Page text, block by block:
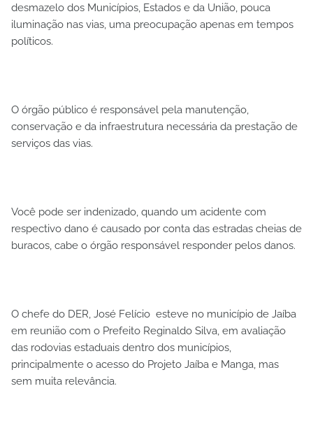
desmazelo dos Municípios, Estados e da União, pouca
iluminação nas vias, uma preocupação apenas em tempos
políticos.
O órgão público é responsável pela manutenção,
conservação e da infraestrutura necessária da prestação de
serviços das vias.
Você pode ser indenizado, quando um acidente com
respectivo dano é causado por conta das estradas cheias de
buracos, cabe o órgão responsável responder pelos danos.
O chefe do DER, José Felício esteve no município de Jaíba
em reunião com o Prefeito Reginaldo Silva, em avaliação
das rodovias estaduais dentro dos municípios,
principalmente o acesso do Projeto Jaíba e Manga, mas
sem muita relevância.